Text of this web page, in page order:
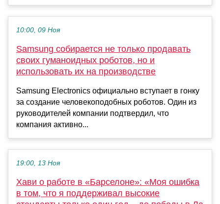
10:00, 09 Ноя
Samsung собирается не только продавать
своих гуманоидных роботов, но и
использовать их на производстве
Samsung Electronics официально вступает в гонку
за создание человекоподобных роботов. Один из
руководителей компании подтвердил, что
компания активно...
19:00, 13 Ноя
Хави о работе в «Барселоне»: «Моя ошибка
в том, что я поддерживал высокие